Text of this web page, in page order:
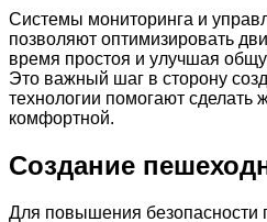
Системы мониторинга и
позволяют оптимизировать
время простоя и улучшая
Это важный шаг в сторону
технологии помогают сделать
комфортной.
Создание
Для повышения безопасности